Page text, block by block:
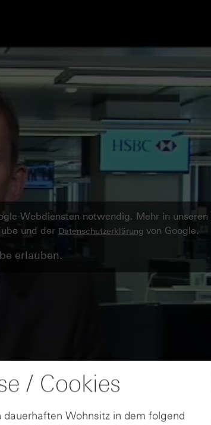
Webdiensten notwendig. Mehr in unseren
und der Datenschutzerklärung von Google.
erlauben.
/ Cookies
Wohnsitz in dem folgend